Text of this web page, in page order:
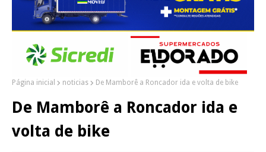
Página inicial noticias De Mamborê a Roncador ida e volta de bike
De Mamborê a Roncador ida e
volta de bike